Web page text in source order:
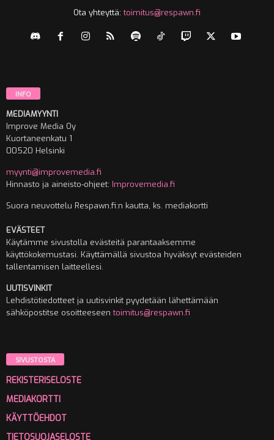
Ota yhteyttä:toimitus@respawn.fi
INFO
MEDIAMYYNTI
Improve Media Oy
Kuortaneenkatu 1
00520 Helsinki
myynti@improvemedia.fi
Hinnasto ja aineisto-ohjeet: Improvemedia.fi
Suora neuvottelu Respawn.fi:n kautta, ks. mediakortti
EVÄSTEET
Käytämme sivustolla evästeitä parantaaksemme
käyttökokemustasi. Käyttämällä sivustoa hyväksyt evästeiden
tallentamisen laitteellesi.
UUTISVINKIT
Lehdistötiedotteet ja uutisvinkit pyydetään lähettämään
sähköpostitse osoitteeseentoimitus@respawn.fi
SIVUSTOSTA
REKISTERISELOSTE
MEDIAKORTTI
KÄYTTÖEHDOT
TIETOSUOJASELOSTE